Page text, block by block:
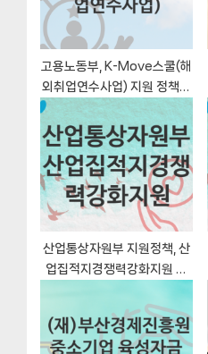
고용노동부, K-Move스쿨(해
외취업연수사업) 지원 정책안
내, 신청 자격조건
산업통상자원부 지원정책, 산
업집적지경쟁력강화지원 신